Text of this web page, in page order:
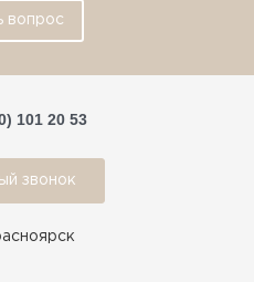
вопрос
101 20 53
звонок